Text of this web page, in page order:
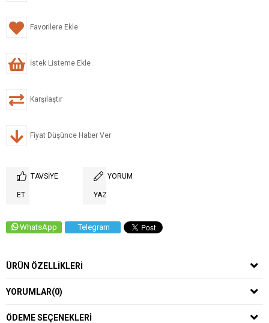
Favorilere Ekle
İstek Listeme Ekle
Karşılaştır
Fiyat Düşünce Haber Ver
TAVSIYE
ET
YORUM
YAZ
WhatsApp Telegram
ÜRÜN ÖZELLIKLERI
YORUMLAR(0)
ÖDEME SEÇENEKLERI